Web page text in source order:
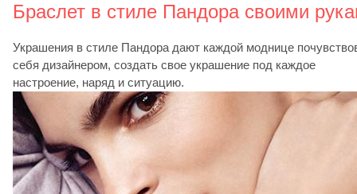
Браслет в стиле Пандора своими
Украшения в стиле Пандора дают каждой моднице
себя дизайнером, создать свое украшение под каждое
настроение, наряд и ситуацию.